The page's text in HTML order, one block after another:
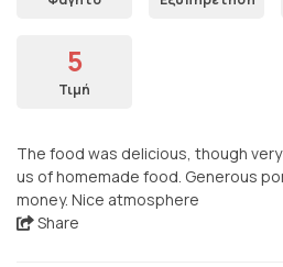
5
Τιμή
The food was delicious, though
us of homemade food. Generous
money. Nice atmosphere
Share